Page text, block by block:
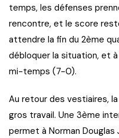
temps, les défenses
rencontre, et le score
attendre la fin du 2ème
débloquer la situation, et
mi-temps (7-0).
Au retour des vestiaires,
gros travail. Une 3ème
permet à Norman Douglas